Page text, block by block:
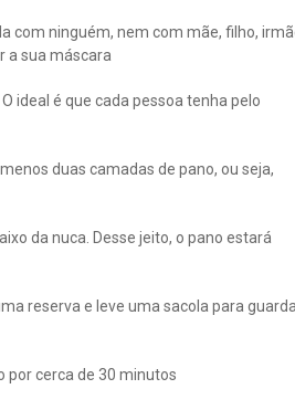
com ninguém, nem com mãe, filho,
a sua máscara
ideal é que cada pessoa tenha pelo
duas camadas de pano, ou seja,
da nuca. Desse jeito, o pano estará
reserva e leve uma sacola para
por cerca de 30 minutos